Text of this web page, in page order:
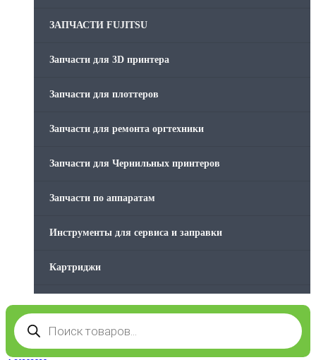
Средства для сервиса / Оборудование
Стяжки для кабеля
Товары без категории
Товары для заправки
Фольга , изолента, скотч и тд
ЗАПЧАСТИ FUJITSU
Запчасти для 3D принтера
Запчасти для плоттеров
Запчасти для ремонта оргтехники
Запчасти для Чернильных принтеров
Запчасти по аппаратам
Инструменты для сервиса и заправки
Картриджи
Оргтехника / Принтеры, Копиры и МФУ
Поиск
товаров